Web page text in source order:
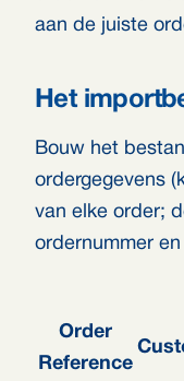
aan de juiste
Het
Bouw het
ordergegevens
van elke order;
ordernummer
Order
Reference